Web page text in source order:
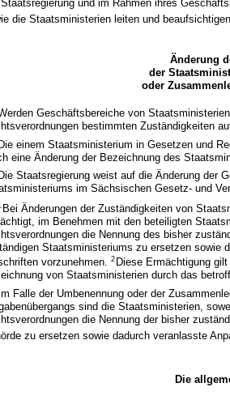
Staatsregierung und im Rahmen ihres
die Staatsministerien leiten und
Änderung
der
oder
Geschäftsbereiche von
bestimmten Zuständigkeiten
einem Staatsministerium in Gesetzen und
eine Änderung der Bezeichnung des
Staatsregierung weist auf die Änderung der
im Sächsischen Gesetz- und
Bei Änderungen der Zuständigkeiten von
im Benehmen mit den beteiligten
die Nennung des bisher
Staatsministeriums zu ersetzen sowie
vorzunehmen.2 Diese Ermächtigung
von Staatsministerien durch das
Falle der Umbenennung oder der
sind die Staatsministerien,
die Nennung der bisher
zu ersetzen sowie dadurch veranlasste
Die